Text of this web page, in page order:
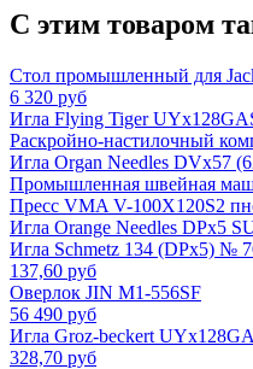
С этим товаром
Стол промышленный для
6 320 руб
Игла Flying Tiger
Раскройно-настилочный
Игла Organ Needles DVx57
Промышленная швейная
Пресс VMA V-100X120S2
Игла Orange Needles DPx5
Игла Schmetz 134 (DPx5) №
137,60 руб
Оверлок JIN M1-556SF
56 490 руб
Игла Groz-beckert
328,70 руб